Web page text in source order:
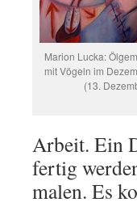
Marion Lucka:
mit Vögeln im
(13.
Arbeit. Ein
fertig
malen. Es